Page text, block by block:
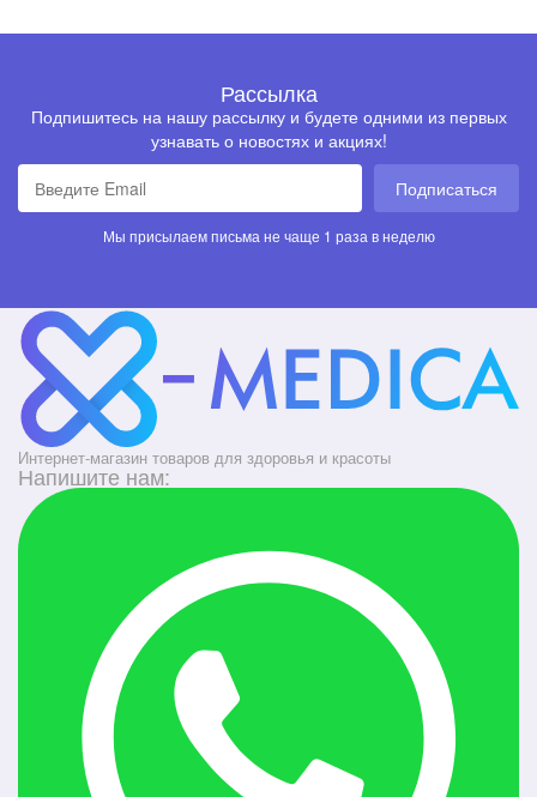
Рассылка
Подпишитесь на нашу рассылку и будете одними из первых
узнавать о новостях и акциях!
Подписаться
Мы присылаем письма не чаще 1 раза в неделю
Интернет-магазин товаров для здоровья и красоты
Напишите нам: